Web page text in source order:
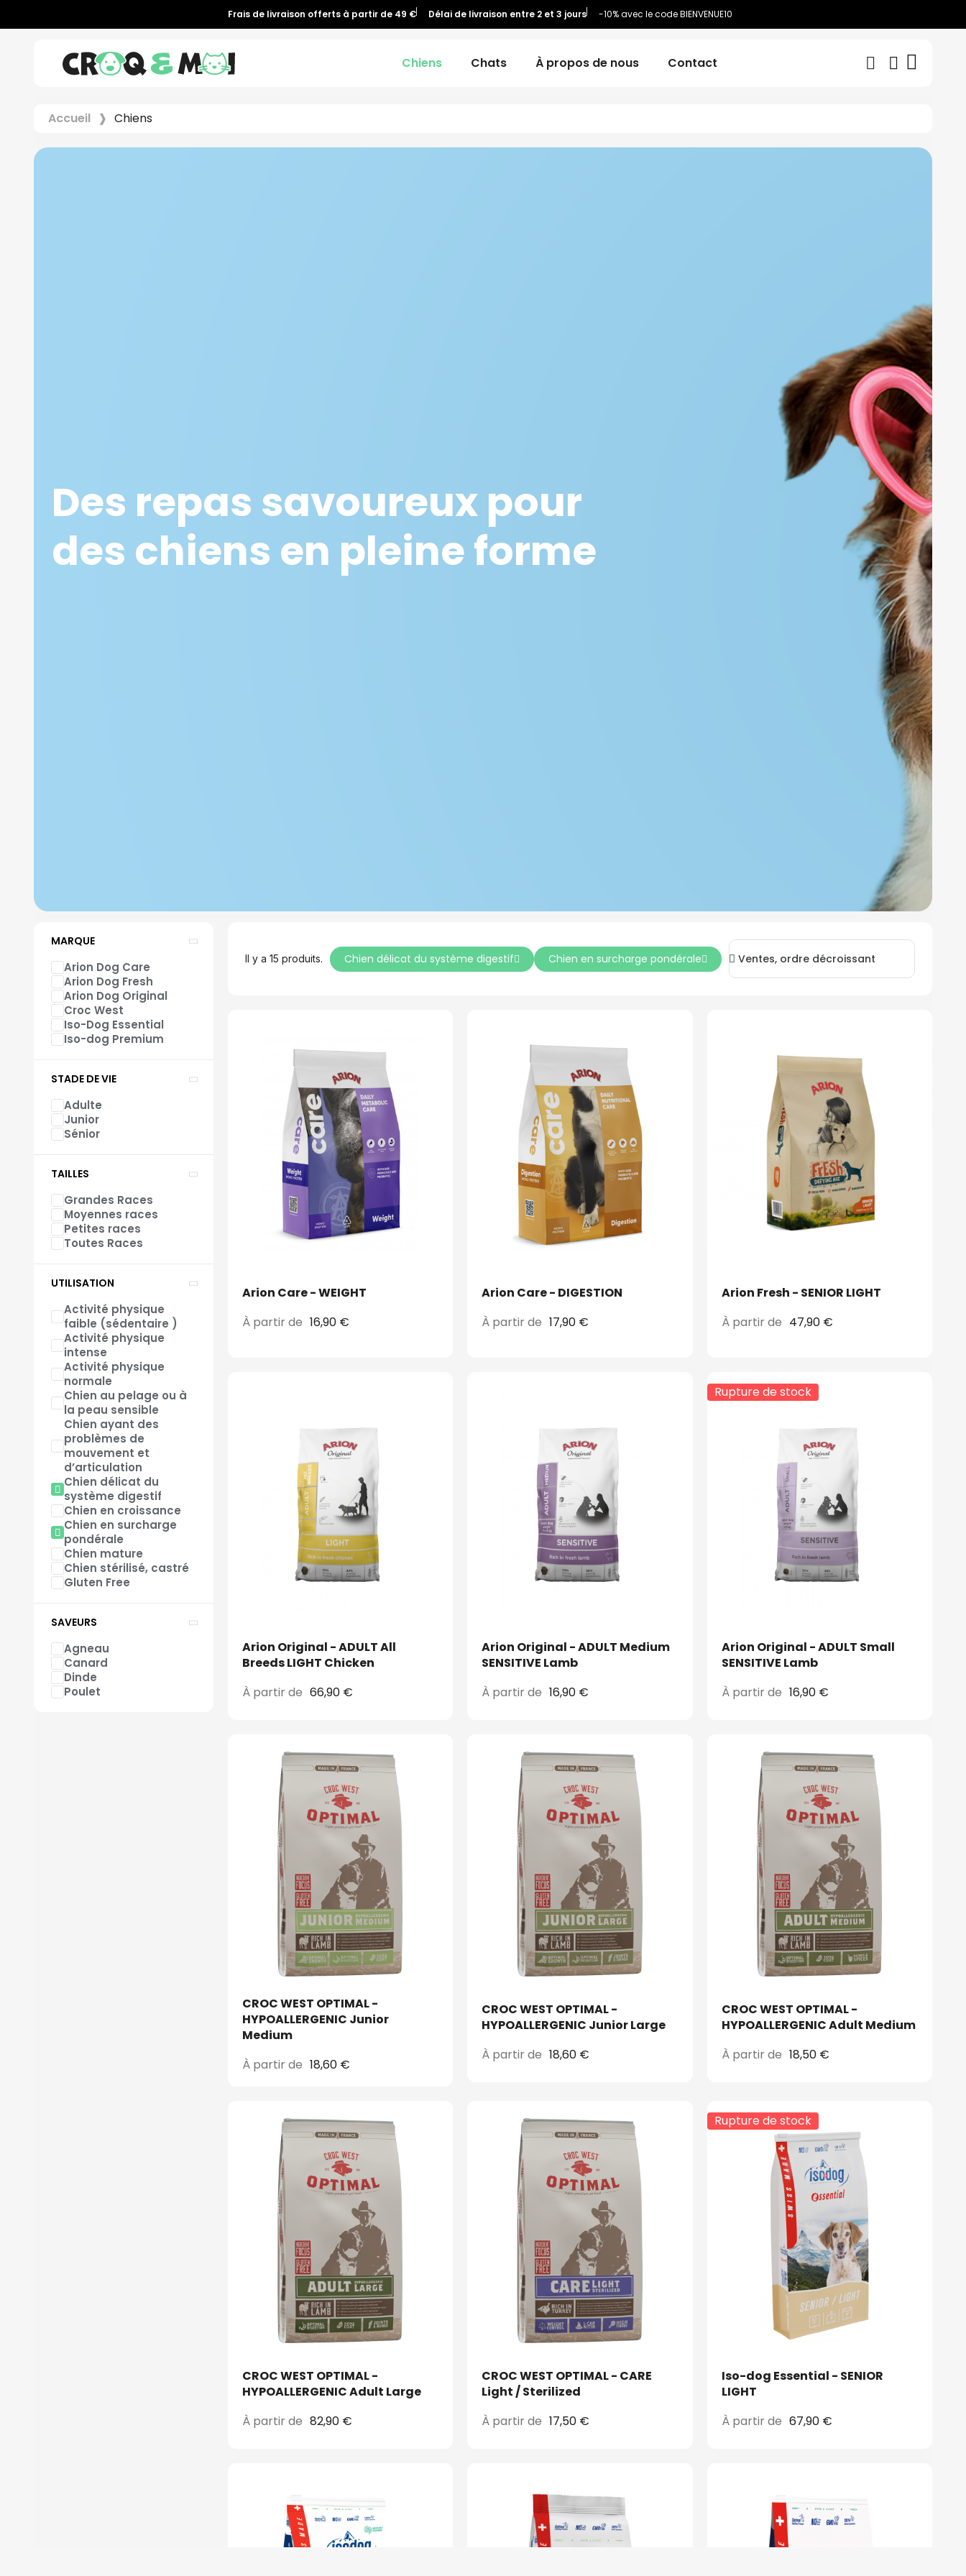
Frais de livraison offerts à partir de 49 € Délai de livraison entre 2 et 3 jours -10% avec le code BIENVENUE10
Chiens Chats À propos de nous Contact
Accueil Chiens
Des repas savoureux pour
des chiens en pleine forme
MARQUE
Arion Dog Care
Arion Dog Fresh
Arion Dog Original
Croc West
Iso-Dog Essential
Iso-dog Premium
STADE DE VIE
Adulte
Junior
Sénior
TAILLES
Grandes Races
Moyennes races
Petites races
Toutes Races
UTILISATION
Activité physique
faible (sédentaire )
Activité physique
intense
Activité physique
normale
Chien au pelage ou à
la peau sensible
Chien ayant des
problèmes de
mouvement et
d’articulation
Chien délicat du
système digestif
Chien en croissance
Chien en surcharge
pondérale
Chien mature
Chien stérilisé, castré
Gluten Free
SAVEURS
Agneau
Canard
Dinde
Poulet
Il y a 15 produits. Chien délicat du système digestif Chien en surcharge pondérale
Arion Care - WEIGHT
À partir de 16,90 €
Arion Care - DIGESTION
À partir de 17,90 €
Arion Fresh - SENIOR LIGHT
À partir de 47,90 €
Arion Original - ADULT All
Breeds LIGHT Chicken
À partir de 66,90 €
Arion Original - ADULT Medium
SENSITIVE Lamb
À partir de 16,90 €
Rupture de stock
Arion Original - ADULT Small
SENSITIVE Lamb
À partir de 16,90 €
CROC WEST OPTIMAL -
HYPOALLERGENIC Junior
Medium
À partir de 18,60 €
CROC WEST OPTIMAL -
HYPOALLERGENIC Junior Large
À partir de 18,60 €
CROC WEST OPTIMAL -
HYPOALLERGENIC Adult Medium
À partir de 18,50 €
CROC WEST OPTIMAL -
HYPOALLERGENIC Adult Large
À partir de 82,90 €
CROC WEST OPTIMAL - CARE
Light / Sterilized
À partir de 17,50 €
Rupture de stock
Iso-dog Essential - SENIOR
LIGHT
À partir de 67,90 €